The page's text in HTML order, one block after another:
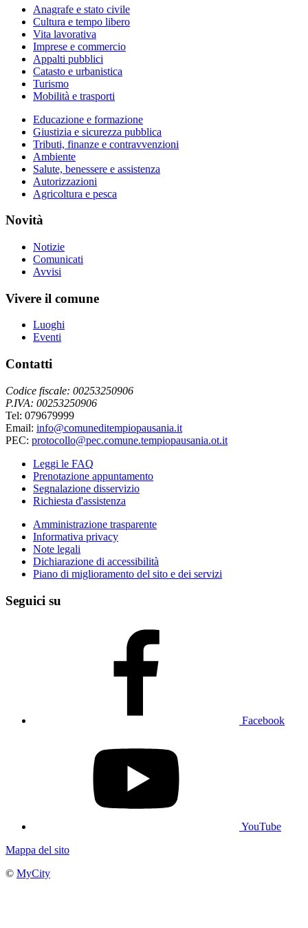
Anagrafe e stato civile
Cultura e tempo libero
Vita lavorativa
Imprese e commercio
Appalti pubblici
Catasto e urbanistica
Turismo
Mobilità e trasporti
Educazione e formazione
Giustizia e sicurezza pubblica
Tributi, finanze e contravvenzioni
Ambiente
Salute, benessere e assistenza
Autorizzazioni
Agricoltura e pesca
Novità
Notizie
Comunicati
Avvisi
Vivere il comune
Luoghi
Eventi
Contatti
Codice fiscale: 00253250906
P.IVA: 00253250906
Tel: 079679999
Email: info@comuneditempiopausania.it
PEC: protocollo@pec.comune.tempiopausania.ot.it
Leggi le FAQ
Prenotazione appuntamento
Segnalazione disservizio
Richiesta d'assistenza
Amministrazione trasparente
Informativa privacy
Note legali
Dichiarazione di accessibilità
Piano di miglioramento del sito e dei servizi
Seguici su
Facebook
YouTube
Mappa del sito
© MyCity